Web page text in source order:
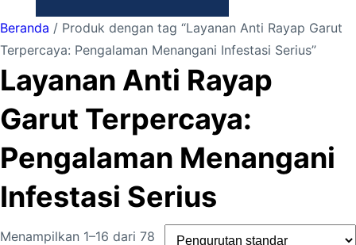
Beranda / Produk dengan tag “Layanan Anti Rayap Garut
Terpercaya: Pengalaman Menangani Infestasi Serius”
Layanan Anti Rayap
Garut Terpercaya:
Pengalaman Menangani
Infestasi Serius
Menampilkan 1–16 dari 78